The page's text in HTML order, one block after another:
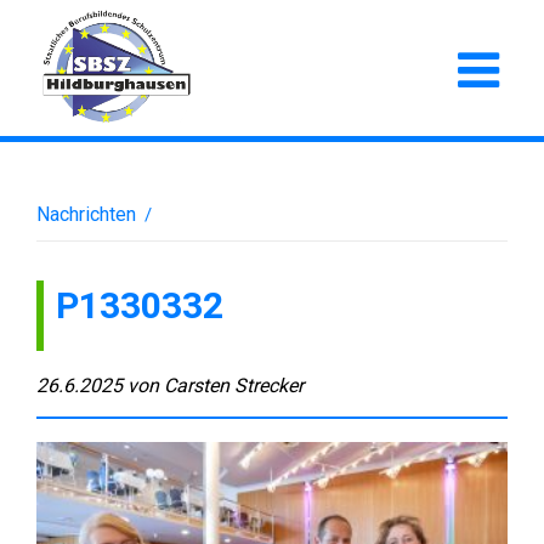
Nachrichten /
P1330332
26.6.2025 von Carsten Strecker